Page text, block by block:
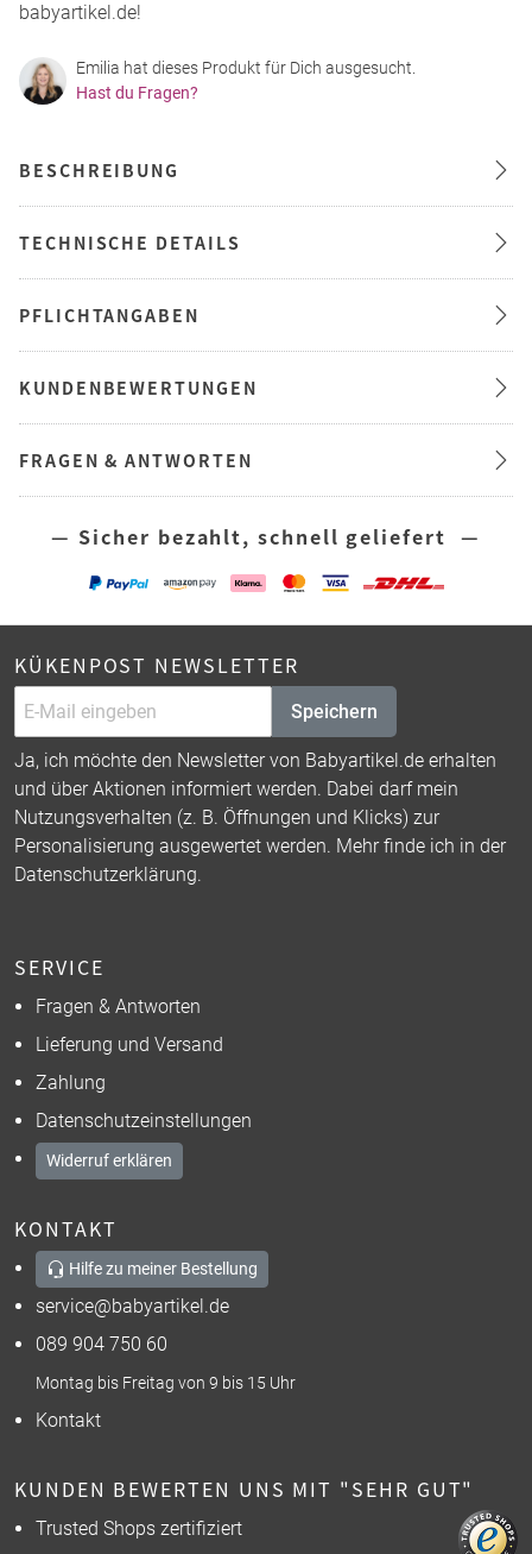
babyartikel.de!
Emilia hat dieses Produkt für Dich ausgesucht.
Hast du Fragen?
BESCHREIBUNG
TECHNISCHE DETAILS
PFLICHTANGABEN
KUNDENBEWERTUNGEN
FRAGEN & ANTWORTEN
— Sicher bezahlt, schnell geliefert —
KÜKENPOST NEWSLETTER
Speichern
Ja, ich möchte den Newsletter von Babyartikel.de erhalten
und über Aktionen informiert werden. Dabei darf mein
Nutzungsverhalten (z. B. Öffnungen und Klicks) zur
Personalisierung ausgewertet werden. Mehr finde ich in der
Datenschutzerklärung.
SERVICE
Fragen & Antworten
Lieferung und Versand
Zahlung
Datenschutzeinstellungen
Widerruf erklären
KONTAKT
Hilfe zu meiner Bestellung
service@babyartikel.de
089 904 750 60
Montag bis Freitag von 9 bis 15 Uhr
Kontakt
KUNDEN BEWERTEN UNS MIT "SEHR GUT"
Trusted Shops zertifiziert